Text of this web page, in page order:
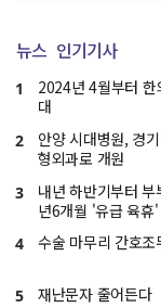
뉴스 인기기사
1
2024년 4월부터
대
2
안양 시대병원, 경
형외과로 개원
3
내년 하반기부터
년6개월 '유급 육휴
4 수술 마무리 간호
5 재난문자 줄어든다